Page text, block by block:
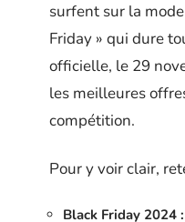
surfent sur la
Friday » qui dure
officielle, le 29
les meilleures
compétition.
Pour y voir clair,
Black Friday 2024 :